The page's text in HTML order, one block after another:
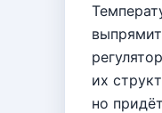
их
но